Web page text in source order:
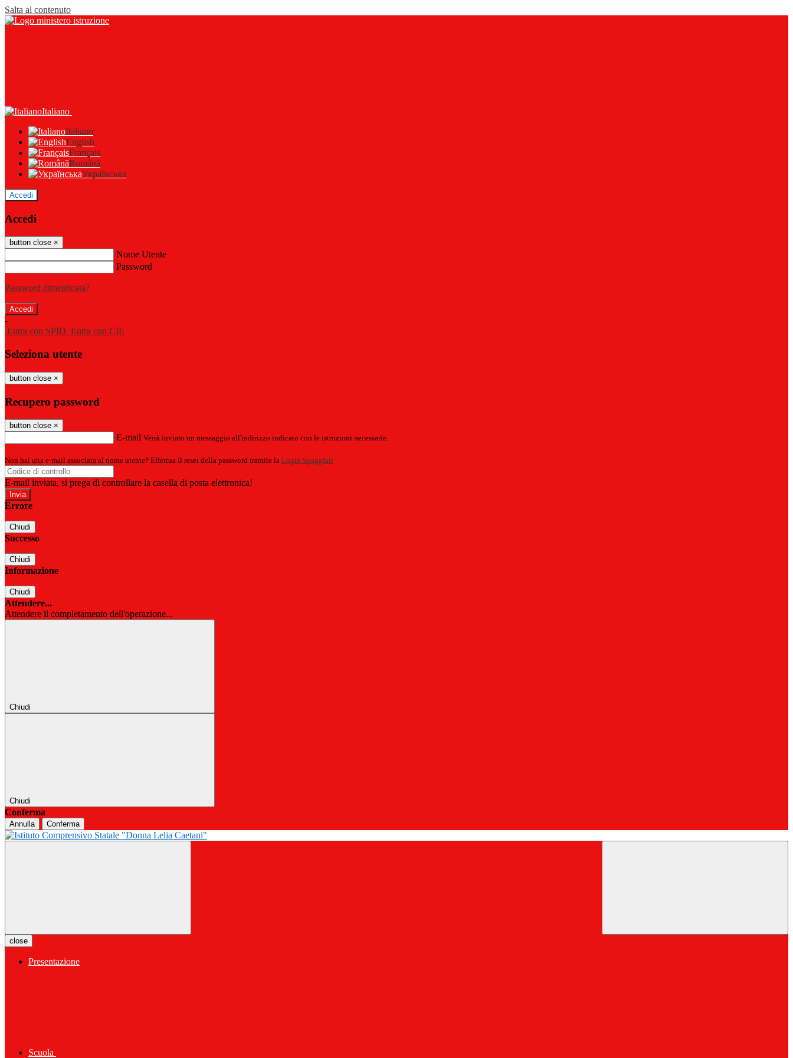
Salta al contenuto
Italiano
Italiano
English
Français
Română
Українська
Accedi
Accedi
button close ×
Nome Utente
Password
Password dimenticata?
-
Entra con SPID Entra con CIE
Seleziona utente
button close ×
Recupero password
button close ×
E-mail Verrà inviato un messaggio all'indirizzo indicato con le istruzioni necessarie.
Non hai una e-mail associata al nome utente? Effettua il reset della password tramite la Login Spaggiari
E-mail inviata, si prega di controllare la casella di posta elettronica!
Errore
Chiudi
Successo
Chiudi
Informazione
Chiudi
Attendere...
Attendere il completamento dell'operazione...
Chiudi
Chiudi
Conferma
Annulla Conferma
close
Presentazione
Scuola